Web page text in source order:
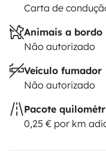
Carta de
Animais a bordo
Não autorizado
Veículo fumador
Não autorizado
Pacote
0,25 € por km